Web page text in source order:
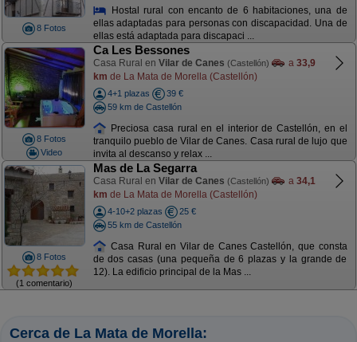
8 Fotos
Hostal rural con encanto de 6 habitaciones, una de
ellas adaptadas para personas con discapacidad. Una de
ellas está adaptada para discapaci ...
8 Fotos
Video
Ca Les Bessones
Casa Rural en Vilar de Canes (Castellón) a 33,9
km de La Mata de Morella (Castellón)
4+1 plazas
39 €
59 km de Castellón
Preciosa casa rural en el interior de Castellón, en el
tranquilo pueblo de Vilar de Canes. Casa rural de lujo que
invita al descanso y relax ...
8 Fotos
(1 comentario)
Mas de La Segarra
Casa Rural en Vilar de Canes (Castellón) a 34,1
km de La Mata de Morella (Castellón)
4-10+2 plazas
25 €
55 km de Castellón
Casa Rural en Vilar de Canes Castellón, que consta
de dos casas (una pequeña de 6 plazas y la grande de
12). La edificio principal de la Mas ...
Cerca de La Mata de Morella: